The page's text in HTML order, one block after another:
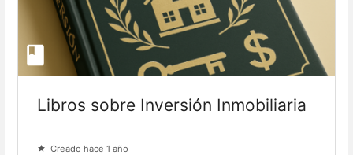
Libros sobre Inversión Inmobiliaria
Creado hace 1 año